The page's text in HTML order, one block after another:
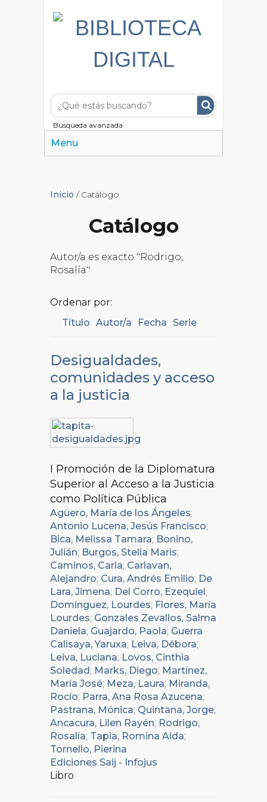
Búsqueda avanzada
Menu
Inicio / Catálogo
Catálogo
Autor/a es exacto "Rodrigo,
Rosalía"
Ordenar por:
Título Autor/a Fecha Serie
Desigualdades,
comunidades y acceso
a la justicia
I Promoción de la Diplomatura
Superior al Acceso a la Justicia
como Política Pública
Agüero, María de los Ángeles;
Antonio Lucena, Jesús Francisco;
Bica, Melissa Tamara; Bonino,
Julián; Burgos, Stella Maris;
Caminos, Carla; Carlavan,
Alejandro; Cura, Andrés Emilio; De
Lara, Jimena; Del Corro, Ezequiel ;
Domínguez, Lourdes; Flores, María
Lourdes; Gonzales Zevallos, Salma
Daniela; Guajardo, Paola; Guerra
Calisaya, Yaruxa; Leiva, Débora;
Leiva, Luciana; Lovos, Cinthia
Soledad ; Marks, Diego; Martínez,
María José; Meza, Laura; Miranda,
Rocío; Parra, Ana Rosa Azucena;
Pastrana, Mónica; Quintana, Jorge;
Ancacura, Lilen Rayén; Rodrigo,
Rosalía; Tapia, Romina Aida;
Tornello, Pierina
Ediciones Saij - Infojus
Libro